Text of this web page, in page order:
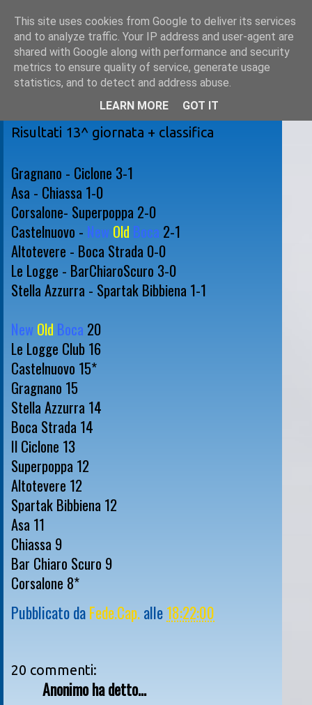
sabato 21 gennaio 2012
Risultati 13^ giornata + classifica
Gragnano - Ciclone 3-1
Asa - Chiassa 1-0
Corsalone- Superpoppa 2-0
Castelnuovo - New Old Boca 2-1
Altotevere - Boca Strada 0-0
Le Logge - BarChiaroScuro 3-0
Stella Azzurra - Spartak Bibbiena 1-1
New Old Boca 20
Le Logge Club 16
Castelnuovo 15*
Gragnano 15
Stella Azzurra 14
Boca Strada 14
Il Ciclone 13
Superpoppa 12
Altotevere 12
Spartak Bibbiena 12
Asa 11
Chiassa 9
Bar Chiaro Scuro 9
Corsalone 8*
Pubblicato daFede.Cap.alle18:22:00
20 commenti:
Anonimo ha detto...
This site uses cookies from Google to deliver its services
and to analyze traffic. Your IP address and user-agent are
shared with Google along with performance and security
metrics to ensure quality of service, generate usage
statistics, and to detect and address abuse.
LEARN MORE
GOT IT